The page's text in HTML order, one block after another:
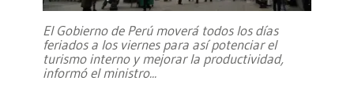
El Gobierno de Perú moverá todos los días
feriados a los viernes para así potenciar el
turismo interno y mejorar la productividad,
informó el ministro...